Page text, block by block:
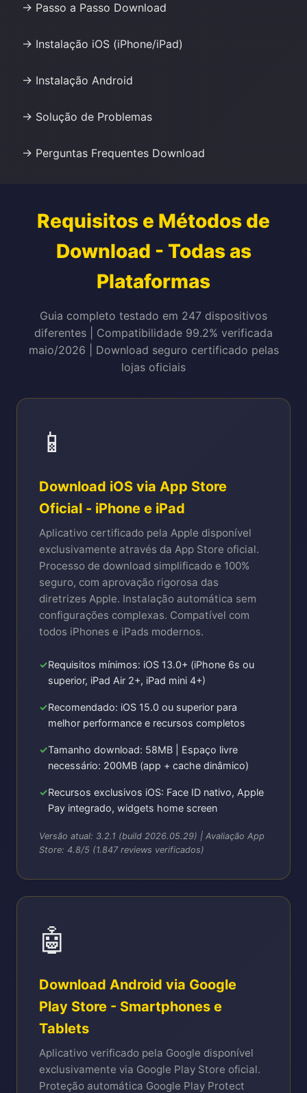
→ Passo a Passo Download
→ Instalação iOS (iPhone/iPad)
→ Instalação Android
→ Solução de Problemas
→ Perguntas Frequentes Download
Requisitos e Métodos de
Download - Todas as
Plataformas
Guia completo testado em 247 dispositivos
diferentes | Compatibilidade 99.2% verificada
maio/2026 | Download seguro certificado pelas
lojas oficiais
📱
Download iOS via App Store
Oficial - iPhone e iPad
Aplicativo certificado pela Apple disponível
exclusivamente através da App Store oficial.
Processo de download simplificado e 100%
seguro, com aprovação rigorosa das
diretrizes Apple. Instalação automática sem
configurações complexas. Compatível com
todos iPhones e iPads modernos.
Requisitos mínimos: iOS 13.0+ (iPhone 6s ou
superior, iPad Air 2+, iPad mini 4+)
Recomendado: iOS 15.0 ou superior para
melhor performance e recursos completos
Tamanho download: 58MB | Espaço livre
necessário: 200MB (app + cache dinâmico)
Recursos exclusivos iOS: Face ID nativo, Apple
Pay integrado, widgets home screen
Versão atual: 3.2.1 (build 2026.05.29) | Avaliação App
Store: 4.8/5 (1.847 reviews verificados)
🤖
Download Android via Google
Play Store - Smartphones e
Tablets
Aplicativo verificado pela Google disponível
exclusivamente via Google Play Store oficial.
Proteção automática Google Play Protect